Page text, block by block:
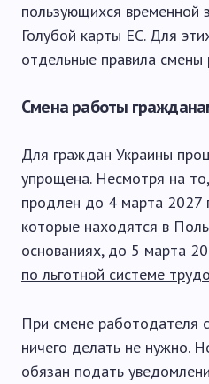
пользующихся временной
Голубой карты ЕС. Для
отдельные правила смены
Смена работы
Для граждан Украины
упрощена. Несмотря на
продлен до 4 марта 2027
которые находятся в
основаниях, до 5 марта
по льготной системе
При смене работодателя
ничего делать не нужно.
обязан подать